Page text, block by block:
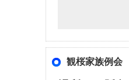
観桜家族例会